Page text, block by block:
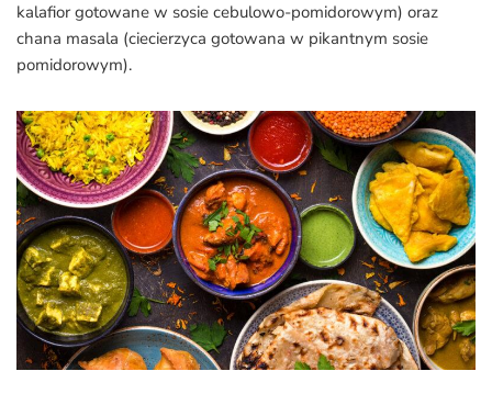
kalafior gotowane w sosie cebulowo-pomidorowym) oraz
chana masala (ciecierzyca gotowana w pikantnym sosie
pomidorowym).